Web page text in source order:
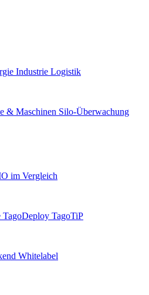
Industrie Logistik
& Maschinen Silo-Überwachung
im Vergleich
TagoDeploy TagoTiP
Whitelabel